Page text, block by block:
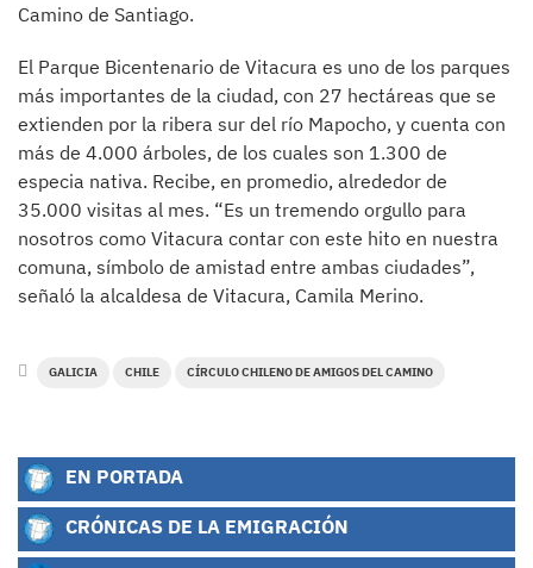
Camino de Santiago.
El Parque Bicentenario de Vitacura es uno de los parques
más importantes de la ciudad, con 27 hectáreas que se
extienden por la ribera sur del río Mapocho, y cuenta con
más de 4.000 árboles, de los cuales son 1.300 de
especia nativa. Recibe, en promedio, alrededor de
35.000 visitas al mes. “Es un tremendo orgullo para
nosotros como Vitacura contar con este hito en nuestra
comuna, símbolo de amistad entre ambas ciudades”,
señaló la alcaldesa de Vitacura, Camila Merino.
GALICIA CHILE CÍRCULO CHILENO DE AMIGOS DEL CAMINO
EN PORTADA
CRÓNICAS DE LA EMIGRACIÓN